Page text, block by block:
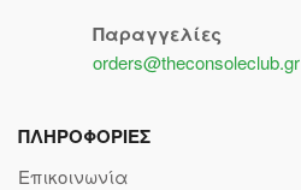
Παραγγελίες
orders@theconsoleclub.gr
ΠΛΗΡΟΦΟΡΙΕΣ
Επικοινωνία